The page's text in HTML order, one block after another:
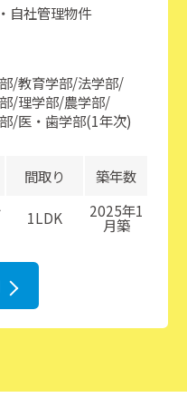
自社管理物件
教育学部 法学部
理学部 農学部
医・歯学部(1年次)
間取り 築年数
1LDK 2025年1
月築